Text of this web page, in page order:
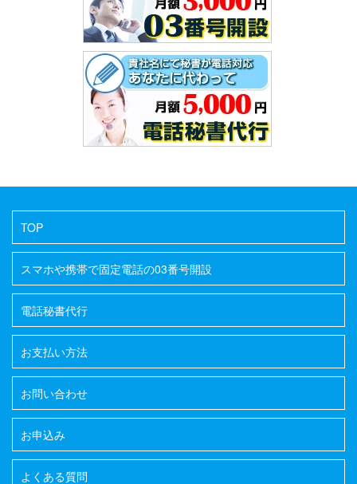
TOP
スマホや携帯で固定電話の03番号開設
電話秘書代行
お支払い方法
お問い合わせ
お申込み
よくある質問